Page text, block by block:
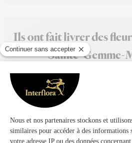
Ils ont fait livrer des
Sainte-Gemme-
★ ★ ★ ★ ★
Merveilleux bouquet livraison
Merveilleux bouquet livraison très
vivement l'expérience car très
à l'équipe d'interflora bravo